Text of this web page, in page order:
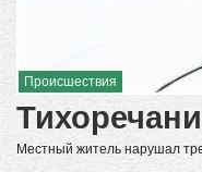
Происшествия
Местный житель нарушал